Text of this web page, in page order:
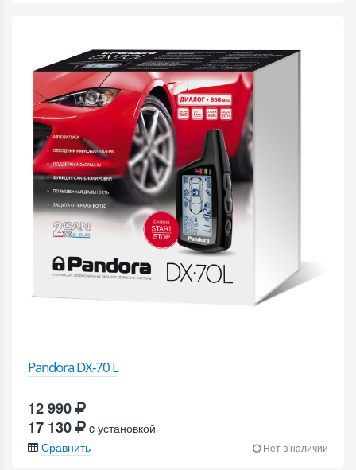
Pandora DX-70 L
12 990
17 130
c установкой
Сравнить
Нет в наличии